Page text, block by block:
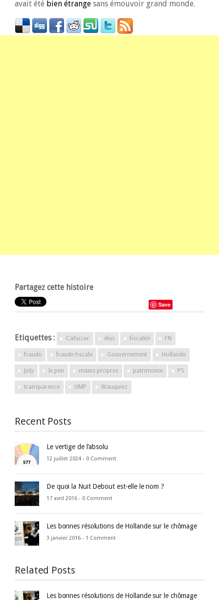
avait été bien étrange sans émouvoir grand monde.
Partagez cette histoire
Save
Etiquettes : Cahuzac élus fiscalité FN
fraude fraude fiscale Gouvernement Hollande
Joly le pen mains propres patrimoine PS
transparence UMP Wauquiez
Recent Posts
Le vertige de l’absolu
12 juillet 2024 - 0 Comment
De quoi la Nuit Debout est-elle le nom ?
17 avril 2016 - 0 Comment
Les bonnes résolutions de Hollande sur le chômage
3 janvier 2016 - 1 Comment
Related Posts
Les bonnes résolutions de Hollande sur le chômage